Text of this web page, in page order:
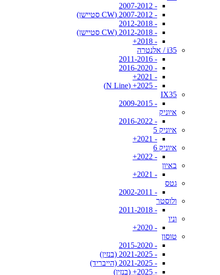
- 2007-2012
- 2007-2012 (CW סטיישן)
- 2012-2018
- 2012-2018 (CW סטיישן)
- 2018+
i35 / אלנטרה
- 2011-2016
- 2016-2020
- 2021+
- 2025+ (N Line)
IX35
- 2009-2015
איוניק
- 2016-2022
איוניק 5
- 2021+
איוניק 6
- 2022+
באיון
- 2021+
גטס
- 2002-2011
ולוסטר
- 2011-2018
וניו
- 2020+
טוסון
- 2015-2020
- 2021-2025 (בנזין)
- 2021-2025 (הייבריד)
- 2025+ (בנזין)